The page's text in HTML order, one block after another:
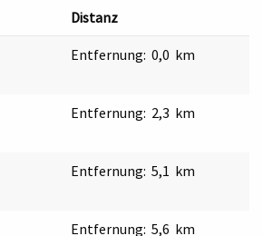
Distanz
Entfernung: 0,0 km
Entfernung: 2,3 km
Entfernung: 5,1 km
Entfernung: 5,6 km